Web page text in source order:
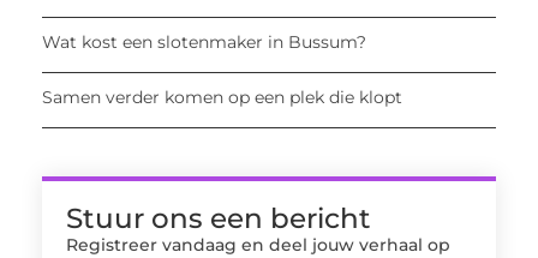
Wat kost een slotenmaker in Bussum?
Samen verder komen op een plek die klopt
Stuur ons een bericht
Registreer vandaag en deel jouw verhaal op